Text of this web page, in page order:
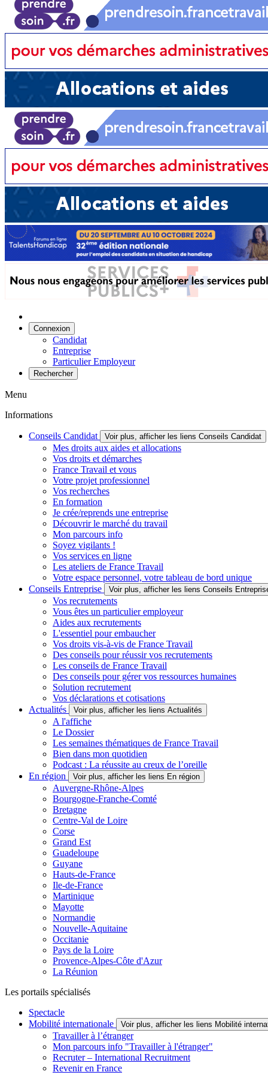
Connexion
Candidat
Entreprise
Particulier Employeur
Rechercher
Menu
Informations
Conseils Candidat Voir plus, afficher les liens Conseils Candidat
Mes droits aux aides et allocations
Vos droits et démarches
France Travail et vous
Votre projet professionnel
Vos recherches
En formation
Je crée/reprends une entreprise
Découvrir le marché du travail
Mon parcours info
Soyez vigilants !
Vos services en ligne
Les ateliers de France Travail
Votre espace personnel, votre tableau de bord unique
Conseils Entreprise
Voir plus, afficher les liens Conseils
Vos recrutements
Vous êtes un particulier employeur
Aides aux recrutements
L'essentiel pour embaucher
Vos droits vis-à-vis de France Travail
Des conseils pour réussir vos recrutements
Les conseils de France Travail
Des conseils pour gérer vos ressources humaines
Solution recrutement
Vos déclarations et cotisations
Actualités
Voir plus, afficher les liens Actualités
A l'affiche
Le Dossier
Les semaines thématiques de France Travail
Bien dans mon quotidien
Podcast : La réussite au creux de l’oreille
En région
Voir plus, afficher les liens En région
Auvergne-Rhône-Alpes
Bourgogne-Franche-Comté
Bretagne
Centre-Val de Loire
Corse
Grand Est
Guadeloupe
Guyane
Hauts-de-France
Ile-de-France
Martinique
Mayotte
Normandie
Nouvelle-Aquitaine
Occitanie
Pays de la Loire
Provence-Alpes-Côte d'Azur
La Réunion
Les portails spécialisés
Spectacle
Mobilité internationale
Voir plus, afficher les liens Mobilité
Travailler à l’étranger
Mon parcours info "Travailler à l'étranger"
Recruter – International Recruitment
Revenir en France